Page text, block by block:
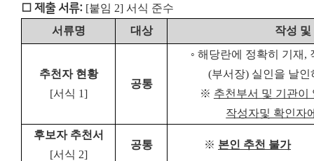
□ 제출 서류: [붙임 2] 서식 준수
서류명
대상 작성 및
추천자 현황
[서식 1]
공통
◦해당란에 정확히 기재 ,
(부서장) 실인을 날인
※ 추천부서 및 기관이
작성자및 확인자
후보자 추천서
[서식 2]
공통 ※ 본인 추천 불가